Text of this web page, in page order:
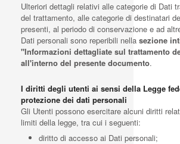
Ulteriori dettagli relativi alle categorie di Dati
del trattamento, alle categorie di destinatari
presenti, al periodo di conservazione e ad
Dati personali sono reperibili nella sezione
"Informazioni dettagliate sul trattamento
all'interno del presente documento.
I diritti degli utenti ai sensi della Legge
protezione dei dati personali
Gli Utenti possono esercitare alcuni diritti
limiti della legge, tra cui i seguenti:
diritto di accesso ai Dati personali;